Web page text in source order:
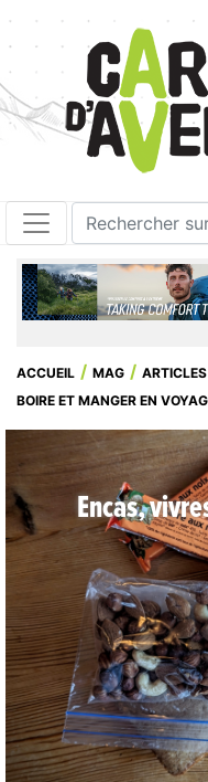
ACCUEIL MAG ARTICLES
BOIRE ET MANGER EN
Encas,